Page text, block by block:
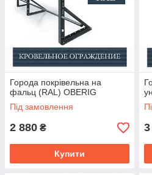
двосхилого даху з боку
потрапляє вода і бруд, а
підрив бітумної черепиці
Карнизна планка
і захищає її від попадання
Капельник закриває низ ската
– вода потрапляє в водостічну
встановлюється прямо під ним.
Планка примикання
є
декоративним матеріалом.
черепиця примикає до стіни
Города покрівельна на
фальц (RAL) OBERIG
Під замовлення
2 880 ₴
Купити